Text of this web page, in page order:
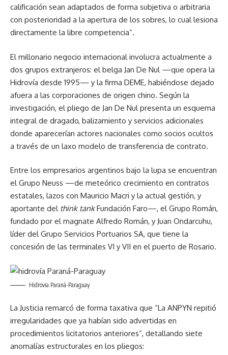
calificación sean adaptados de forma subjetiva o arbitraria
con posterioridad a la apertura de los sobres, lo cual lesiona
directamente la libre competencia”.
El millonario negocio internacional involucra actualmente a
dos grupos extranjeros: el belga Jan De Nul —que opera la
Hidrovía desde 1995— y la firma DEME, habiéndose dejado
afuera a las corporaciones de origen chino. Según la
investigación, el pliego de Jan De Nul presenta un esquema
integral de dragado, balizamiento y servicios adicionales
donde aparecerían actores nacionales como socios ocultos
a través de un laxo modelo de transferencia de contrato.
Entre los empresarios argentinos bajo la lupa se encuentran
el Grupo Neuss —de meteórico crecimiento en contratos
estatales, lazos con Mauricio Macri y la actual gestión, y
aportante del think tankFundación Faro—, el Grupo Román,
fundado por el magnate Alfredo Román, y Juan Ondarcuhu,
líder del Grupo Servicios Portuarios SA, que tiene la
concesión de las terminales VI y VII en el puerto de Rosario.
Hidrovia Paraná-Paraguay
La Justicia remarcó de forma taxativa que “La ANPYN repitió
irregularidades que ya habían sido advertidas en
procedimientos licitatorios anteriores”, detallando siete
anomalías estructurales en los pliegos: